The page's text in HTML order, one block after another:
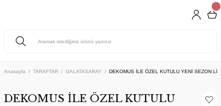
Anasayfa TARAFTAR GALATASARAY DEKOMUS İLE ÖZEL KUTULU YENİ SEZON
DEKOMUS İLE ÖZEL KUTULU